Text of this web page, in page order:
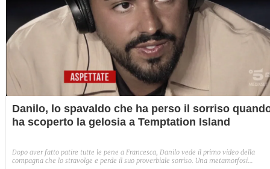
Danilo, lo spavaldo che ha perso il sorriso
ha scoperto la gelosia a Temptation Island
Dopo aver fatto patire tutte le pene a Francesca, Danilo vede il primo video della
compagna che lo stravolge e perde il suo proverbiale sorriso. Una metamorfosi